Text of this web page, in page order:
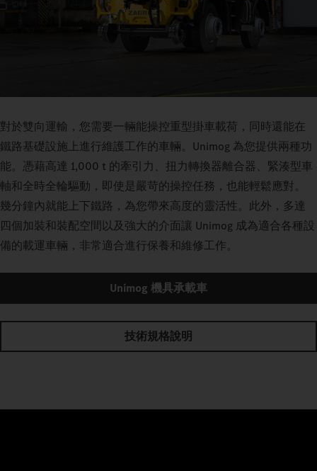
對於雙向運輸，您需要一輛能操控重型掛車載荷，同時還能在
鐵路基礎設施上進行維護工作的車輛。Unimog 為您提供兩種功
能。憑藉高達 1,000 t 的牽引力、扭力轉換器離合器、緊湊型車
軸和全時全輪驅動，即使是嚴苛的操控任務，也能輕鬆應對。
幾分鐘內就能上下鐵路，為您帶來高度的靈活性。此外，多達
四個加裝和裝配空間以及強大的介面讓 Unimog 成為適合各種設
備的載運車輛，非常適合進行保養和維修工作。
Unimog 機具承載車
技術規格說明